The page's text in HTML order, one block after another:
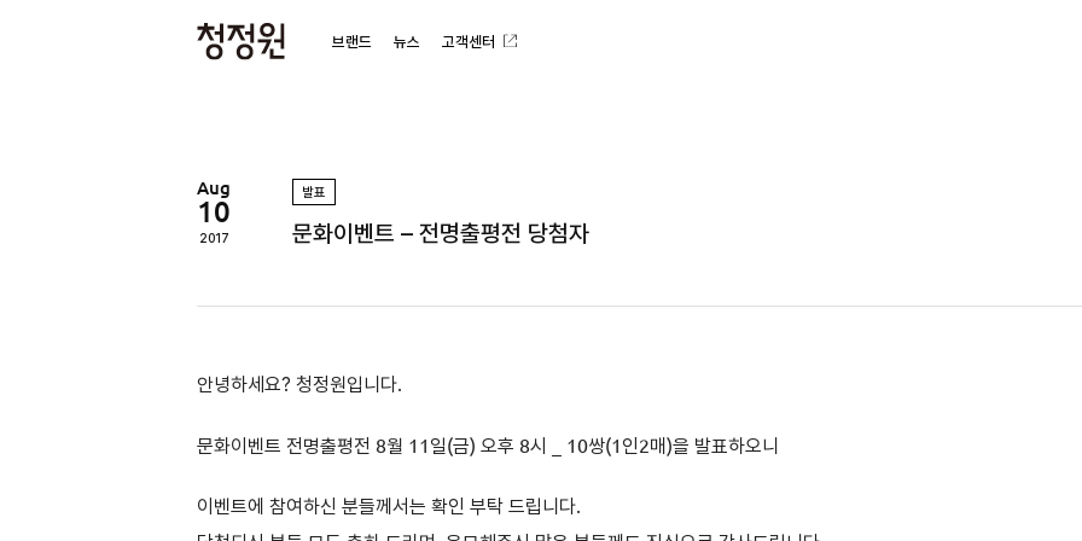
브랜드 뉴스 고객센터
Aug
10
2017
발표
문화이벤트 – 전명출평전 당첨자
안녕하세요? 청정원입니다.
문화이벤트 전명출평전 8월 11일(금) 오후 8시 _ 10쌍(1인2매)을 발표하오니
이벤트에 참여하신 분들께서는 확인 부탁 드립니다.